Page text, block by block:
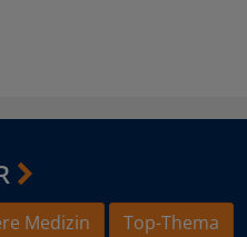
Medizin
Top-Thema